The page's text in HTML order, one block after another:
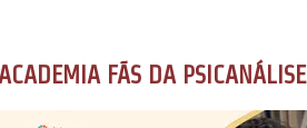
ACADEMIA FÃS DA PSICANÁLISE